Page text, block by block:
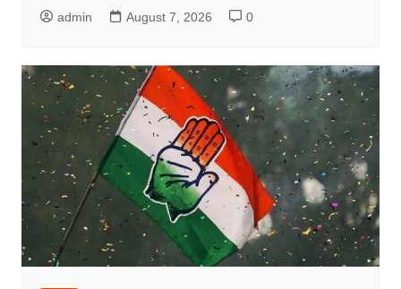
admin August 7, 2026 0